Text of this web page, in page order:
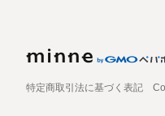
特定商取引法に基づく表記